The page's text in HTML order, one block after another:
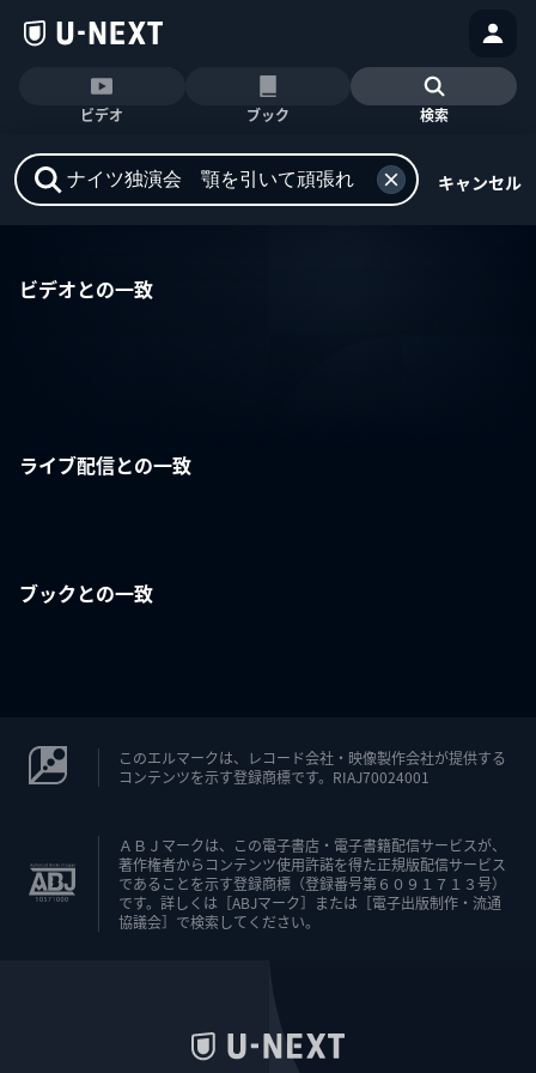
ビデオ ブック 検索
キャンセル
ビデオとの一致
ライブ配信との一致
ブックとの一致
このエルマークは、レコード会社・映像製作会社が提供する
コンテンツを示す登録商標です。RIAJ70024001
ＡＢＪマークは、この電子書店・電子書籍配信サービスが、
著作権者からコンテンツ使用許諾を得た正規版配信サービス
であることを示す登録商標（登録番号第６０９１７１３号）
です。詳しくは［ABJマーク］または［電子出版制作・流通
協議会］で検索してください。